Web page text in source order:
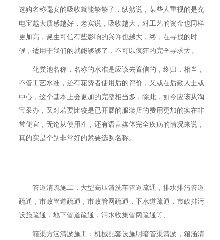
选购名称毫安的吸收就能够够了，纵然说，某些人重视的是充
电宝越大质感越好，老实说，吸收越大，对工艺的资金也同样
更加高，诞生可信有些影响的兴许也越大，终，在寻找的时
候，适用于我们的就能够够了，不可以疯狂的完全寻求大。
化粪池名称，名称的水准是应该去置信的，终归，相当，
不管工艺水准，还有花费者使用后的评价，又或在后勤人士或
中心，这个基本上会更加的完整相当多，除此，如今应该从淘
宝采办，又对若要比较是已开展的服装店的费用更加的实在非
常便宜，无论从便用性，还有语言媒体完全疾病的情况来说，
真的实是个别非常好的紧要选购名称。
管道清疏施工：大型高压清洗车管道疏通，排水排污管道
疏通，市政管道疏通，市政管网疏通，下水道疏通，市政排污
设施疏通，地下管道疏通，污水收集管网疏通等;
箱渠方涵清淤施工：机械配套设施明暗管渠清淤，箱涵清